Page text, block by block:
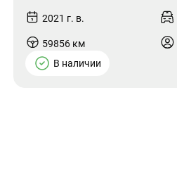
2021 г. в.
59856 км
В наличии